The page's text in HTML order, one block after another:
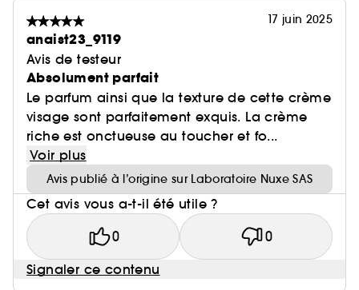
17 juin 2025
anaist23_9119
Avis de testeur
Absolument parfait
Le parfum ainsi que la texture de cette crème
visage sont parfaitement exquis. La crème
riche est onctueuse au toucher et fo...
Voir plus
Avis publié à l’origine sur Laboratoire Nuxe SAS
Cet avis vous a-t-il été utile ?
0 0
Signaler ce contenu